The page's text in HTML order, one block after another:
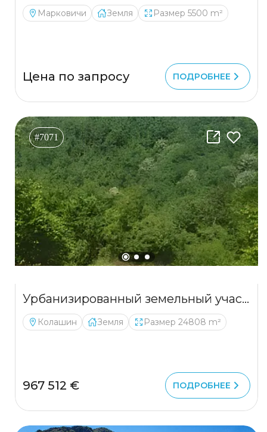
Марковичи Земля Размер 5500 m²
Цена по запросу ПОДРОБНЕЕ
#7071
Урбанизированный земельный участок для премиальной застройки | Колашин
Колашин Земля Размер 24808 m²
967 512 € ПОДРОБНЕЕ